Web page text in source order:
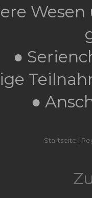
●
●
Startseite |